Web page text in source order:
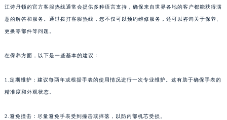
江诗丹顿的官方客服热线通常会提供多种语言支持，确保来自世界各地的客户都能获得满
意的解答和服务。通过拨打客服热线，您不仅可以预约维修服务，还可以咨询关于保养、
更换零部件等问题。
在保养方面，以下是一些基本的建议：
1.定期维护：建议每两年或根据手表的使用情况进行一次专业维护。这有助于确保手表的
精准度和外观状态。
2.避免撞击：尽量避免手表受到撞击或摔落，以防内部机芯受损。